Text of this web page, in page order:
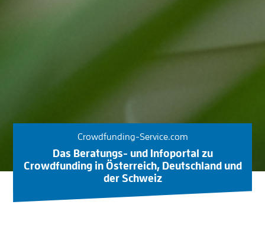
Crowdfunding-Service.com
Das Beratungs- und Infoportal zu
Crowdfunding in Österreich, Deutschland und
der Schweiz